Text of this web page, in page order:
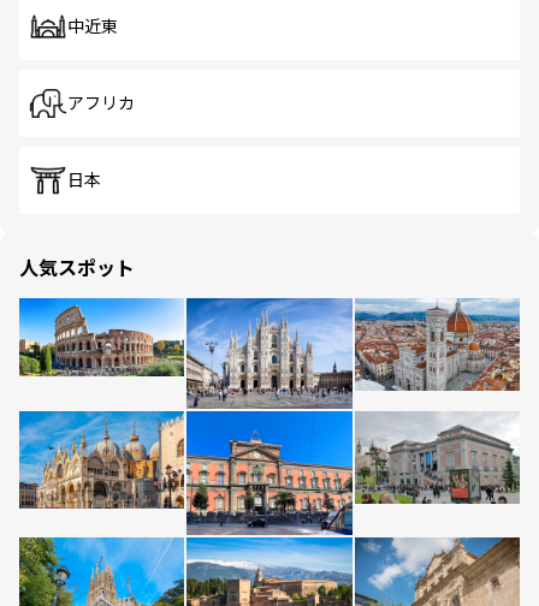
中近東
アフリカ
日本
人気スポット